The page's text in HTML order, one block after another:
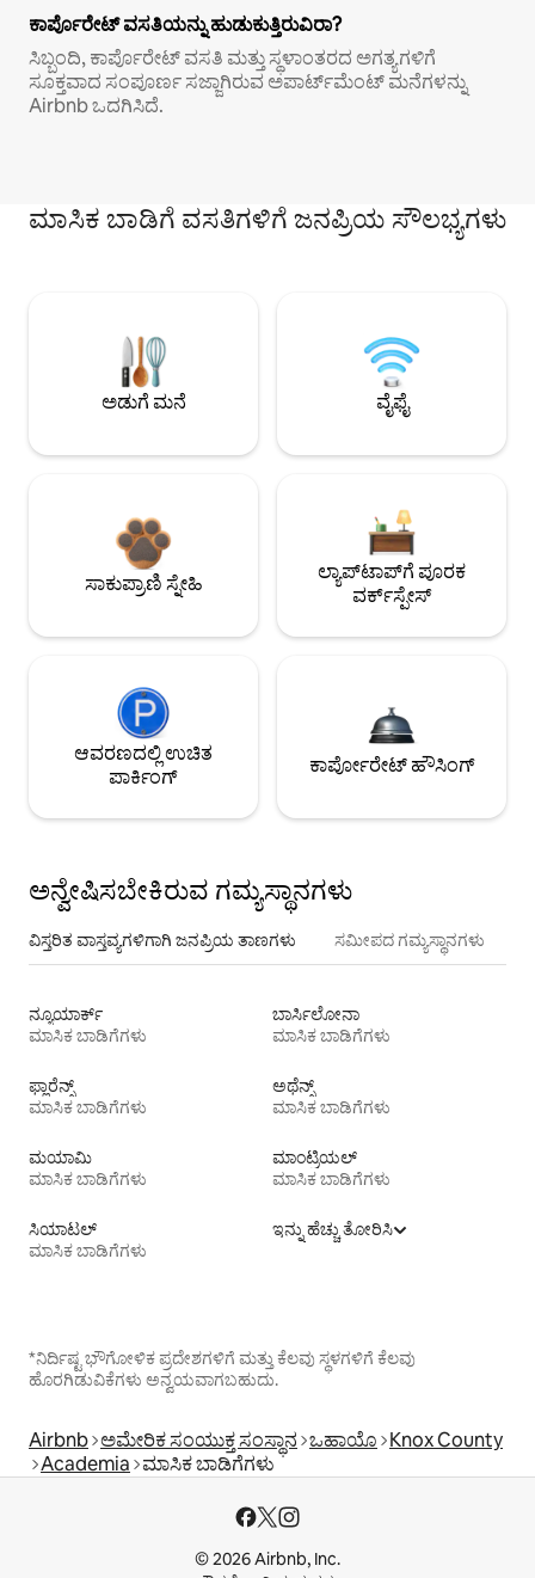
ಕಾರ್ಪೊರೇಟ್ ವಸತಿಯನ್ನು ಹುಡುಕುತ್ತಿರುವಿರಾ?
ಸಿಬ್ಬಂದಿ, ಕಾರ್ಪೊರೇಟ್ ವಸತಿ ಮತ್ತು ಸ್ಥಳಾಂತರದ ಅಗತ್ಯಗಳಿಗೆ
ಸೂಕ್ತವಾದ ಸಂಪೂರ್ಣ ಸಜ್ಜಾಗಿರುವ ಅಪಾರ್ಟ್‌ಮೆಂಟ್ ಮನೆಗಳನ್ನು
Airbnb ಒದಗಿಸಿದೆ.
ಮಾಸಿಕ ಬಾಡಿಗೆ ವಸತಿಗಳಿಗೆ ಜನಪ್ರಿಯ ಸೌಲಭ್ಯಗಳು
ಅಡುಗೆ ಮನೆ ವೈಫೈ
ಸಾಕುಪ್ರಾಣಿ ಸ್ನೇಹಿ
ಲ್ಯಾಪ್‌ಟಾಪ್‌ಗೆ ಪೂರಕ
ವರ್ಕ್‌ಸ್ಪೇಸ್
ಆವರಣದಲ್ಲಿ ಉಚಿತ
ಪಾರ್ಕಿಂಗ್
ಕಾರ್ಪೋರೇಟ್ ಹೌಸಿಂಗ್
ಅನ್ವೇಷಿಸಬೇಕಿರುವ ಗಮ್ಯಸ್ಥಾನಗಳು
ವಿಸ್ತರಿತ ವಾಸ್ತವ್ಯಗಳಿಗಾಗಿ ಜನಪ್ರಿಯ ತಾಣಗಳು ಸಮೀಪದ ಗಮ್ಯಸ್ಥಾನಗಳು
ನ್ಯೂಯಾರ್ಕ್
ಮಾಸಿಕ ಬಾಡಿಗೆಗಳು
ಬಾರ್ಸಿಲೋನಾ
ಮಾಸಿಕ ಬಾಡಿಗೆಗಳು
ಫ್ಲಾರೆನ್ಸ್
ಮಾಸಿಕ ಬಾಡಿಗೆಗಳು
ಅಥೆನ್ಸ್
ಮಾಸಿಕ ಬಾಡಿಗೆಗಳು
ಮಯಾಮಿ
ಮಾಸಿಕ ಬಾಡಿಗೆಗಳು
ಮಾಂಟ್ರಿಯಲ್
ಮಾಸಿಕ ಬಾಡಿಗೆಗಳು
ಸಿಯಾಟಲ್
ಮಾಸಿಕ ಬಾಡಿಗೆಗಳು
ಇನ್ನು ಹೆಚ್ಚು ತೋರಿಸಿ
*ನಿರ್ದಿಷ್ಟ ಭೌಗೋಳಿಕ ಪ್ರದೇಶಗಳಿಗೆ ಮತ್ತು ಕೆಲವು ಸ್ಥಳಗಳಿಗೆ ಕೆಲವು
ಹೊರಗಿಡುವಿಕೆಗಳು ಅನ್ವಯವಾಗಬಹುದು.
Airbnb ಅಮೇರಿಕ ಸಂಯುಕ್ತ ಸಂಸ್ಥಾನ ಒಹಾಯೊ Knox County
Academia ಮಾಸಿಕ ಬಾಡಿಗೆಗಳು
© 2026 Airbnb, Inc.